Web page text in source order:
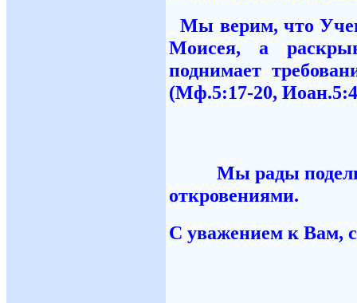
Мы верим, что
Моисея, а
поднимает
(Мф.5:17-20,
Мы рады
С уважением к Вам,